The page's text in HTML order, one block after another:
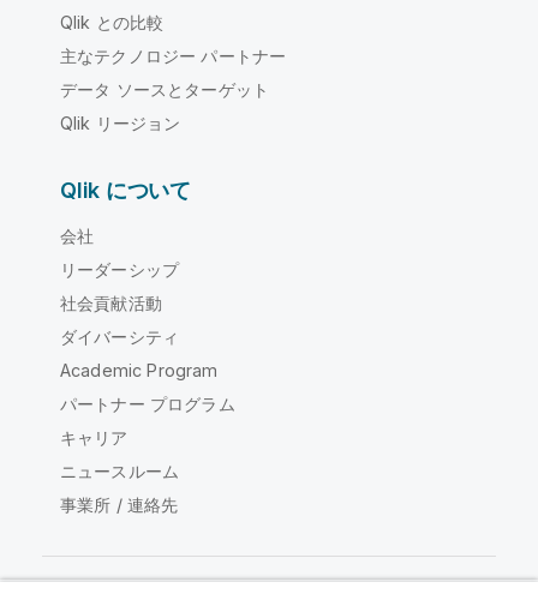
Qlik との比較
主なテクノロジー パートナー
データ ソースとターゲット
Qlik リージョン
Qlik について
会社
リーダーシップ
社会貢献活動
ダイバーシティ
Academic Program
パートナー プログラム
キャリア
ニュースルーム
事業所 / 連絡先